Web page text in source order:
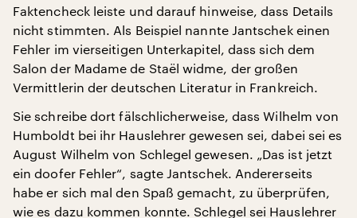
Faktencheck leiste und darauf hinweise, dass Details
nicht stimmten. Als Beispiel nannte Jantschek einen
Fehler im vierseitigen Unterkapitel, dass sich dem
Salon der Madame de Staël widme, der großen
Vermittlerin der deutschen Literatur in Frankreich.
Sie schreibe dort fälschlicherweise, dass Wilhelm von
Humboldt bei ihr Hauslehrer gewesen sei, dabei sei es
August Wilhelm von Schlegel gewesen. „Das ist jetzt
ein doofer Fehler“, sagte Jantschek. Andererseits
habe er sich mal den Spaß gemacht, zu überprüfen,
wie es dazu kommen konnte. Schlegel sei Hauslehrer